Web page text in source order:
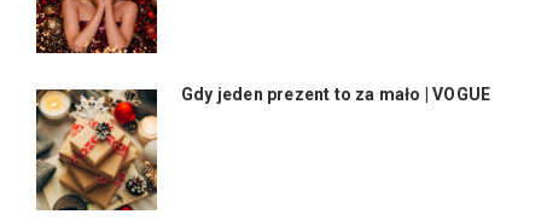
Gdy jeden prezent to za mało | VOGUE